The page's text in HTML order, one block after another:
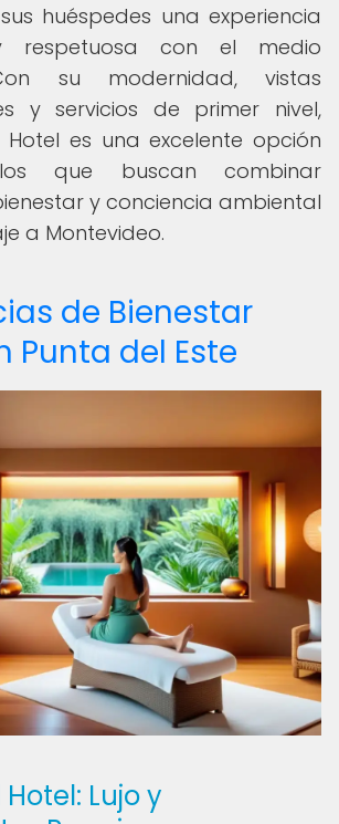
huéspedes una experiencia
respetuosa con el medio
su modernidad, vistas
y servicios de primer nivel,
Hotel es una excelente opción
que buscan combinar
y conciencia ambiental
a Montevideo.
de Bienestar
Punta del Este
Lujo y